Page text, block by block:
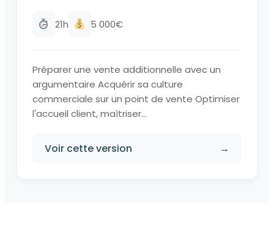
21h 5 000€
Préparer une vente additionnelle avec un
argumentaire Acquérir sa culture
commerciale sur un point de vente Optimiser
l'accueil client, maîtriser...
Voir cette version →